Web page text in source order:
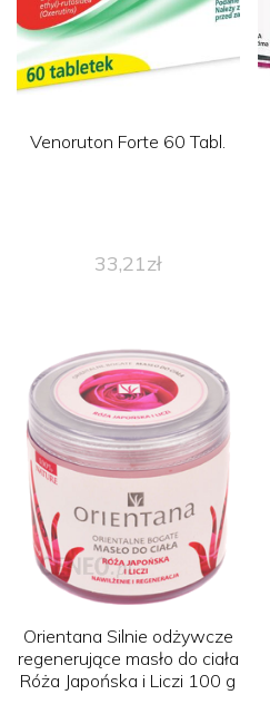
Venoruton Forte 60 Tabl.
33,21zł
Orientana Silnie odżywcze
regenerujące masło do ciała
Róża Japońska i Liczi 100 g